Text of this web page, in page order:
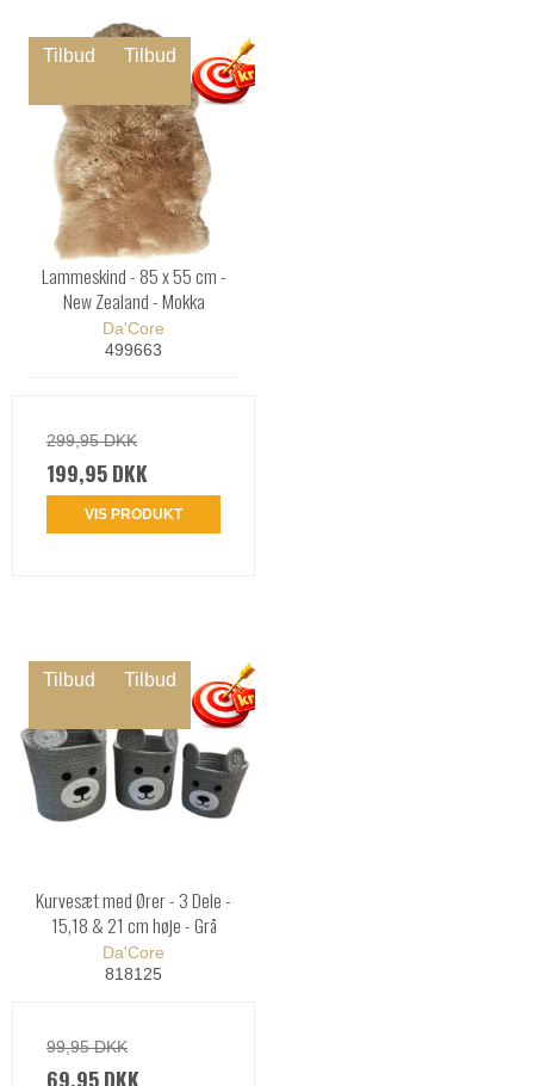
Tilbud Tilbud
Lammeskind - 85 x 55 cm -
New Zealand - Mokka
Da'Core
499663
299,95 DKK
199,95 DKK
VIS PRODUKT
Tilbud Tilbud
Kurvesæt med Ører - 3 Dele -
15,18 & 21 cm høje - Grå
Da'Core
818125
99,95 DKK
69,95 DKK